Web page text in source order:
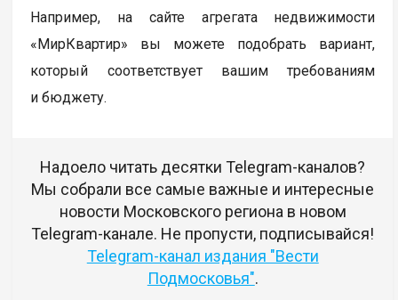
Например, на сайте агрегата недвижимости
«МирКвартир» вы можете подобрать вариант,
который соответствует вашим требованиям
и бюджету.
Надоело читать десятки Telegram-каналов?
Мы собрали все самые важные и интересные
новости Московского региона в новом
Telegram-канале. Не пропусти, подписывайся!
Telegram-канал издания "Вести
Подмосковья".